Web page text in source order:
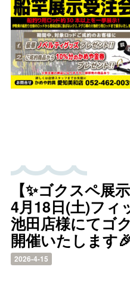
【✨ゴクスペ展
4月18日(土)フィ
池田店様にてゴ
開催いたします
2026-4-15